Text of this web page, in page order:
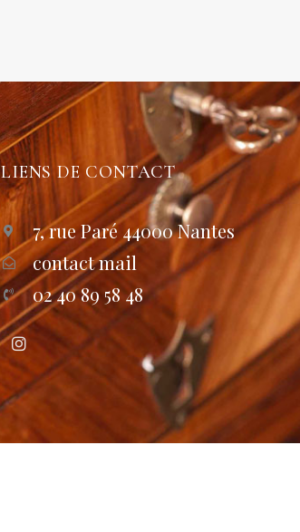
LIENS DE CONTACT
7, rue Paré 44000 Nantes
contact mail
02 40 89 58 48